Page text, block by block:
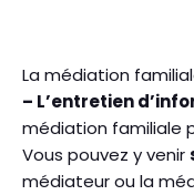
La médiation
– L’entretien
médiation familiale
Vous pouvez y venir
médiateur ou la